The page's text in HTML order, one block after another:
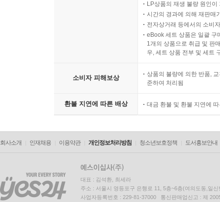
LP상품의 재생 불량 원인
시간의 경과에 의해 재판매
전자상거래 등에서의 소비
eBook 세트 상품은 일괄 구
1개의 상품으로 취급 및 판
우, 세트 상품 전부 및 세트
소비자 피해보상
상품의 불량에 의한 반품,
준하여 처리됨
환불 지연에 따른 배상 대금 환불 및 환불 지연에
회사소개 인재채용 이용약관 개인정보처리방침 청소년보호정책 도서홍보안내
대표 : 김석환, 최세라
주소 : 서울시 영등포구 은행로 11, 5층~6층(여의도동,일신
사업자등록번호 : 229-81-37000 통신판매업신고 : 제